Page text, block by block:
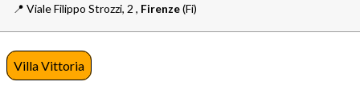
📍️ Viale Filippo Strozzi, 2 , Firenze(Fi)
Villa Vittoria